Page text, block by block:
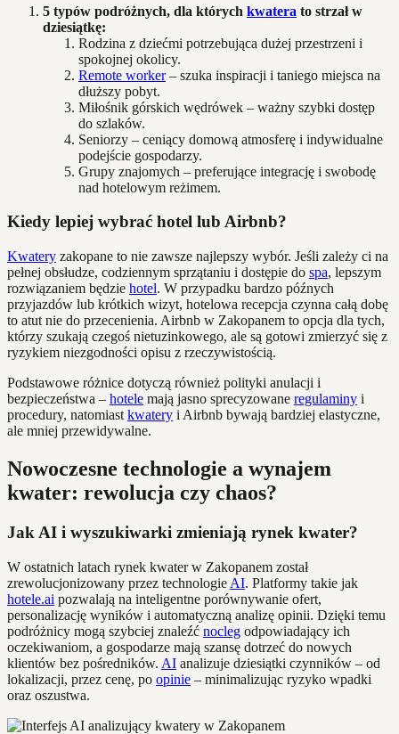
5 typów podróżnych, dla których kwatera to strzał w
dziesiątkę:
Rodzina z dziećmi potrzebująca dużej przestrzeni i
spokojnej okolicy.
Remote worker– szuka inspiracji i taniego miejsca na
dłuższy pobyt.
Miłośnik górskich wędrówek – ważny szybki dostęp
do szlaków.
Seniorzy – ceniący domową atmosferę i indywidualne
podejście gospodarzy.
Grupy znajomych – preferujące integrację i swobodę
nad hotelowym reżimem.
Kiedy lepiej wybrać hotel lub Airbnb?
Kwatery zakopane to nie zawsze najlepszy wybór. Jeśli zależy ci na
pełnej obsłudze, codziennym sprzątaniu i dostępie do spa, lepszym
rozwiązaniem będzie hotel. W przypadku bardzo późnych
przyjazdów lub krótkich wizyt, hotelowa recepcja czynna całą dobę
to atut nie do przecenienia. Airbnb w Zakopanem to opcja dla tych,
którzy szukają czegoś nietuzinkowego, ale są gotowi zmierzyć się z
ryzykiem niezgodności opisu z rzeczywistością.
Podstawowe różnice dotyczą również polityki anulacji i
bezpieczeństwa – hotele mają jasno sprecyzowane regulaminy i
procedury, natomiast kwatery i Airbnb bywają bardziej elastyczne,
ale mniej przewidywalne.
Nowoczesne technologie a wynajem
kwater: rewolucja czy chaos?
Jak AI i wyszukiwarki zmieniają rynek kwater?
W ostatnich latach rynek kwater w Zakopanem został
zrewolucjonizowany przez technologie AI. Platformy takie jak
hotele.ai pozwalają na inteligentne porównywanie ofert,
personalizację wyników i automatyczną analizę opinii. Dzięki temu
podróżnicy mogą szybciej znaleźć nocleg odpowiadający ich
oczekiwaniom, a gospodarze mają szansę dotrzeć do nowych
klientów bez pośredników. AI analizuje dziesiątki czynników – od
lokalizacji, przez cenę, po opinie – minimalizując ryzyko wpadki
oraz oszustwa.